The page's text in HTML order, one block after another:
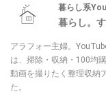
暮らし系
暮らし。
アラフォー主婦。
は、掃除・収納・100均
動画を撮りたく整理収納
た。